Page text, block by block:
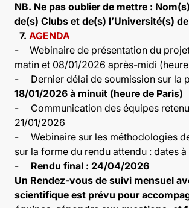
NB. Ne pas oublier de mettre :
de(s) Clubs et de(s) l’Université(s)
7. AGENDA
-
Webinaire de présentation du
matin et 08/01/2026 après-midi
-
Dernier délai de soumission sur la
18/01/2026 à minuit (heure de Paris)
-
Communication des équipes
21/01/2026
-
Webinaire sur les méthodologies
sur la forme du rendu attendu : dates
-
Rendu final : 24/04/2026
Un Rendez-vous de suivi mensuel
scientifique est prévu pour